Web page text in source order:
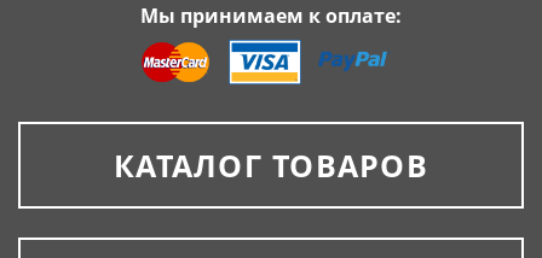
Мы принимаем к оплате:
КАТАЛОГ ТОВАРОВ